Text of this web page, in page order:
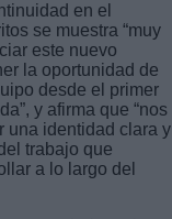
en el
se muestra “muy
este nuevo
la oportunidad de
desde el primer
y afirma que “nos
una identidad clara y
trabajo que
a lo largo del